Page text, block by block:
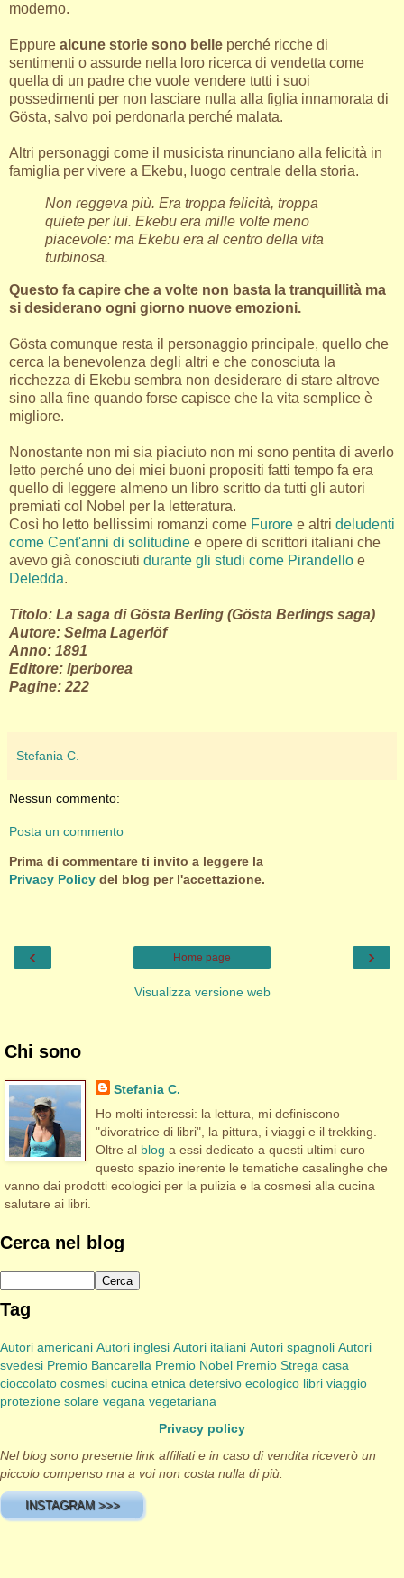
moderno.
Eppure alcune storie sono belle perché ricche di
sentimenti o assurde nella loro ricerca di vendetta come
quella di un padre che vuole vendere tutti i suoi
possedimenti per non lasciare nulla alla figlia innamorata di
Gösta, salvo poi perdonarla perché malata.
Altri personaggi come il musicista rinunciano alla felicità in
famiglia per vivere a Ekebu, luogo centrale della storia.
Non reggeva più. Era troppa felicità, troppa
quiete per lui. Ekebu era mille volte meno
piacevole: ma Ekebu era al centro della vita
turbinosa.
Questo fa capire che a volte non basta la tranquillità ma
si desiderano ogni giorno nuove emozioni.
Gösta comunque resta il personaggio principale, quello che
cerca la benevolenza degli altri e che conosciuta la
ricchezza di Ekebu sembra non desiderare di stare altrove
sino alla fine quando forse capisce che la vita semplice è
migliore.
Nonostante non mi sia piaciuto non mi sono pentita di averlo
letto perché uno dei miei buoni propositi fatti tempo fa era
quello di leggere almeno un libro scritto da tutti gli autori
premiati col Nobel per la letteratura.
Così ho letto bellissimi romanzi come Furore e altri deludenti
come Cent'anni di solitudine e opere di scrittori italiani che
avevo già conosciuti durante gli studi come Pirandello e
Deledda.
Titolo: La saga di Gösta Berling (Gösta Berlings saga)
Autore: Selma Lagerlöf
Anno: 1891
Editore: Iperborea
Pagine: 222
Stefania C.
Nessun commento:
Posta un commento
Prima di commentare ti invito a leggere la
Privacy Policy del blog per l'accettazione.
‹ ›
Home page
Visualizza versione web
Chi sono
Stefania C.
Ho molti interessi: la lettura, mi definiscono
"divoratrice di libri", la pittura, i viaggi e il trekking.
Oltre al blog a essi dedicato a questi ultimi curo
questo spazio inerente le tematiche casalinghe che
vanno dai prodotti ecologici per la pulizia e la cosmesi alla cucina
salutare ai libri.
Cerca nel blog
Tag
Autori americani Autori inglesi Autori italiani Autori spagnoli Autori
svedesi Premio Bancarella Premio Nobel Premio Strega casa
cioccolato cosmesi cucina etnica detersivo ecologico libri viaggio
protezione solare vegana vegetariana
Privacy policy
Nel blog sono presente link affiliati e in caso di vendita riceverò un
piccolo compenso ma a voi non costa nulla di più.
INSTAGRAM >>>